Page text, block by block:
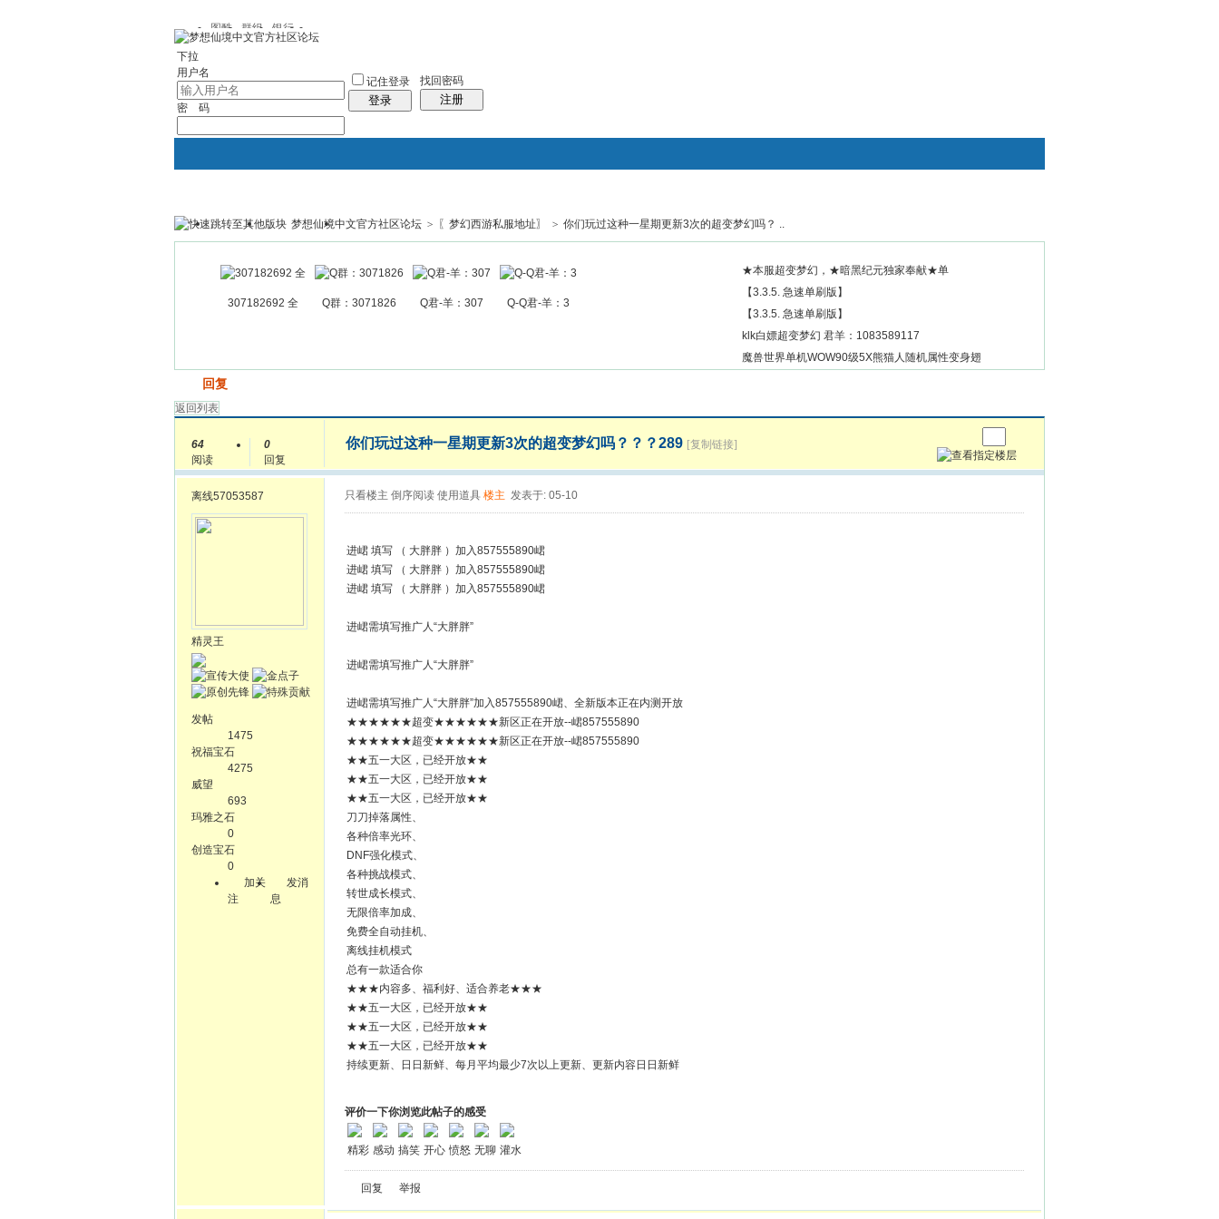
图酷 群组 银行
下拉
用户名
密 码
记住登录
登录
找回密码
注册
银行 群组聚合 我的空间
帖子
搜索
梦想仙境中文官方社区论坛 > 〖梦幻西游私服地址〗 > 你们玩过这种一星期更新3次的超变梦幻吗？ ..
307182692 全 Q群：3071826 Q君-羊：307 Q-Q君-羊：3
★本服超变梦幻，★暗黑纪元独家奉献★单
【3.3.5. 急速单刷版】
【3.3.5. 急速单刷版】
klk白嫖超变梦幻 君羊：1083589117
魔兽世界单机WOW90级5X熊猫人随机属性变身翅
回复
返回列表
64
阅读
0
回复
你们玩过这种一星期更新3次的超变梦幻吗？？？289 [复制链接]
离线57053587
精灵王
发帖
1475
祝福宝石
4275
威望
693
玛雅之石
0
创造宝石
0
加关
注
发消
息
只看楼主 倒序阅读 使用道具 楼主 发表于: 05-10
进峮 填写 （ 大胖胖 ）加入857555890峮
进峮 填写 （ 大胖胖 ）加入857555890峮
进峮 填写 （ 大胖胖 ）加入857555890峮
进峮需填写推广人“大胖胖”
进峮需填写推广人“大胖胖”
进峮需填写推广人“大胖胖”加入857555890峮、全新版本正在内测开放
★★★★★★超变★★★★★★新区正在开放--峮857555890
★★★★★★超变★★★★★★新区正在开放--峮857555890
★★五一大区，已经开放★★
★★五一大区，已经开放★★
★★五一大区，已经开放★★
刀刀掉落属性、
各种倍率光环、
DNF强化模式、
各种挑战模式、
转世成长模式、
无限倍率加成、
免费全自动挂机、
离线挂机模式
总有一款适合你
★★★内容多、福利好、适合养老★★★
★★五一大区，已经开放★★
★★五一大区，已经开放★★
★★五一大区，已经开放★★
持续更新、日日新鲜、每月平均最少7次以上更新、更新内容日日新鲜
评价一下你浏览此帖子的感受
精彩 感动 搞笑 开心 愤怒 无聊 灌水
回复 举报